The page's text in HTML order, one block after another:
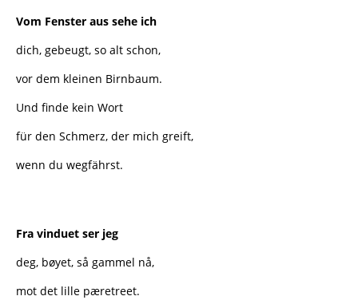
Vom Fenster aus sehe ich
dich, gebeugt, so alt schon,
vor dem kleinen Birnbaum.
Und finde kein Wort
für den Schmerz, der mich greift,
wenn du wegfährst.
Fra vinduet ser jeg
deg, bøyet, så gammel nå,
mot det lille pæretreet.